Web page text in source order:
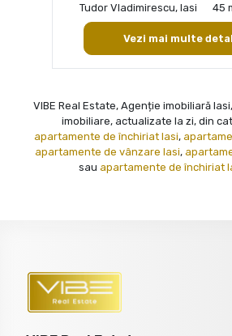
Tudor Vladimirescu, Iasi
45
Vezi mai multe
VIBE Real Estate, Agenție imobiliară
imobiliare, actualizate la zi, din
apartamente de închiriat Iasi,
apartamente de vânzare Iasi,
sau apartamente de închiriat